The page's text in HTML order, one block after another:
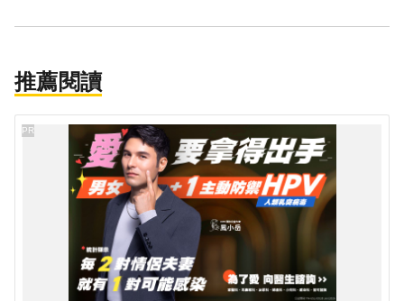
推薦閱讀
PR